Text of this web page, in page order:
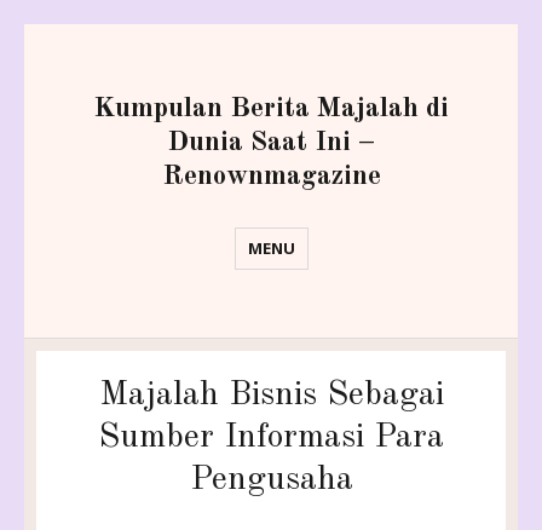
Kumpulan Berita Majalah di
Dunia Saat Ini –
Renownmagazine
MENU
Majalah Bisnis Sebagai
Sumber Informasi Para
Pengusaha